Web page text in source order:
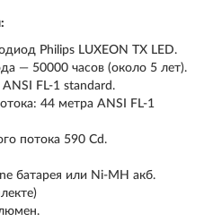
Philips LUXEON TX LED.
— 50000 часов (около 5 лет).
FL-1 standard.
44 метра ANSI FL-1
потока 590 Cd.
батарея или Ni-MH акб.